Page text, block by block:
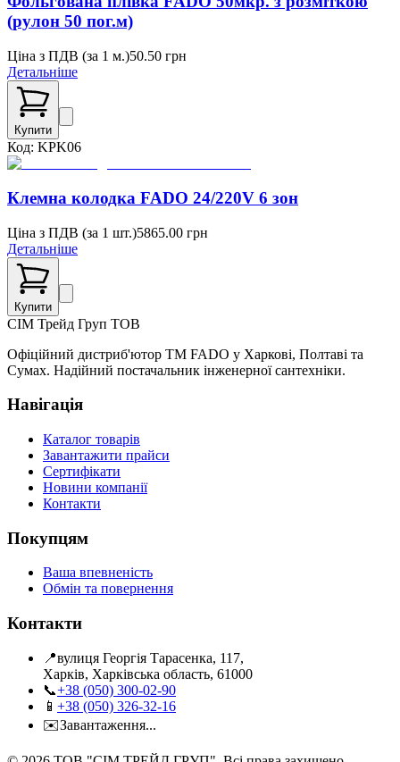
(рулон 50 пог.м)
Ціна з ПДВ (за 1 м.)50.50 грн
Детальніше
Купити
Код: KPK06
Клемна колодка FADO 24/220V 6 зон
Ціна з ПДВ (за 1 шт.)5865.00 грн
Детальніше
Купити
СІМ Трейд Груп ТОВ
Офіційний дистриб'ютор ТМ FADO у Харкові, Полтаві та
Сумах. Надійний постачальник інженерної сантехніки.
Навігація
Каталог товарів
Завантажити прайси
Сертифікати
Новини компанії
Контакти
Покупцям
Ваша впевненість
Обмін та повернення
Контакти
📍вулиця Георгія Тарасенка, 117,
Харків, Харківська область, 61000
📞+38 (050) 300-02-90
📱 +38 (050) 326-32-16
✉️Завантаження...